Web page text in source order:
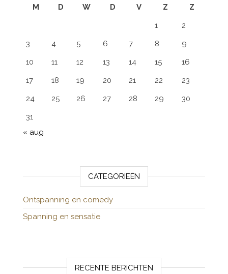
M
D W D V Z
Z
1
2
3
4 5 6 7 8
9
10
11 12 13 14 15
16
17
18 19 20 21 22
23
24
25 26 27 28 29
30
31
« aug
CATEGORIEËN
Ontspanning en comedy
Spanning en sensatie
RECENTE BERICHTEN